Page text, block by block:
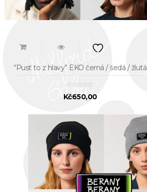
“Pusť to z hlavy” EKO černá / šedá / žlutá
Kč650,00